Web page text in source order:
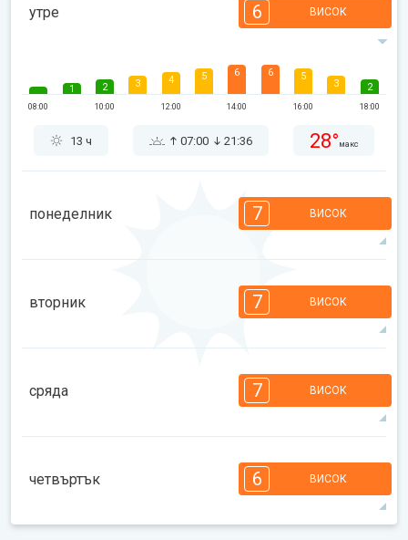
утре 6 ВИСОК
08:00
1 2
10:00
3 4
12:00
5 6
14:00
6 5
16:00
3 2
18:00
13 ч 07:00 21:36 28° макс
понеделник 7 ВИСОК
14:00
4
13 ч 07:02 21:34 29°макс
вторник 7 ВИСОК
08:00 14:00
4
13 ч 07:03 21:33 34°макс
сряда 7 ВИСОК
14:00
4
14 ч 07:04 21:31 32°макс
четвъртък 6 ВИСОК